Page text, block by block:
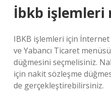
İbkb işlemleri
IBKB işlemleri için İnternet
ve Yabancı Ticaret
düğmesini seçmelisiniz.
için nakit sözleşme
de gerçekleştirebilirsiniz.